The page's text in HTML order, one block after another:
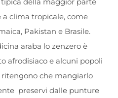
tipica della maggior parte
a clima tropicale, come
Pakistan e Brasile.
araba lo zenzero è
afrodisiaco e alcuni popoli
ritengono che mangiarlo
preservi dalle punture